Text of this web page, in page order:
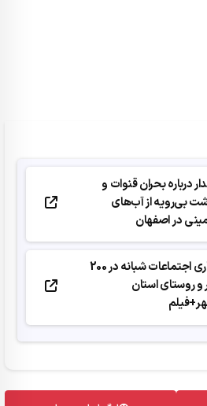
درباره بحران قنوات و
بی‌رویه از آب‌های
در اصفهان
برگزاری اجتماعات شبانه در 200
روستای استان